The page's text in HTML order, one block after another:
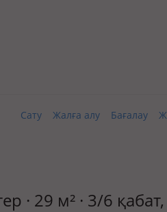
Сату Жалға алу Бағалау
· 29 м² · 3/6